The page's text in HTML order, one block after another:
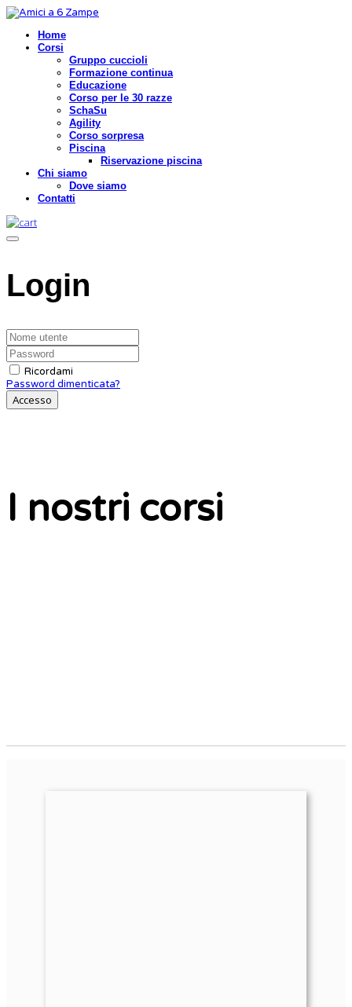
Home
Corsi
Gruppo cuccioli
Formazione continua
Educazione
Corso per le 30 razze
SchaSu
Agility
Corso sorpresa
Piscina
Riservazione piscina
Chi siamo
Dove siamo
Contatti
Login
Ricordami
Password dimenticata?
Accesso
I nostri corsi